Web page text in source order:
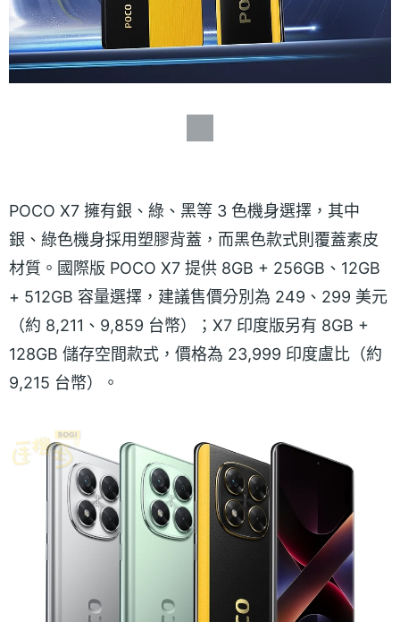
POCO X7 擁有銀、綠、黑等 3 色機身選擇，其中
銀、綠色機身採用塑膠背蓋，而黑色款式則覆蓋素皮
材質。國際版 POCO X7 提供 8GB + 256GB、12GB
+ 512GB 容量選擇，建議售價分別為 249、299 美元
（約 8,211、9,859 台幣）；X7 印度版另有 8GB +
128GB 儲存空間款式，價格為 23,999 印度盧比（約
9,215 台幣）。